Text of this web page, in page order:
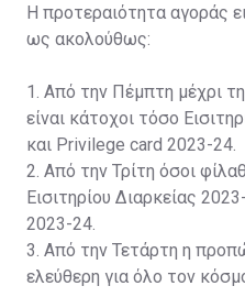
Η προτεραιότητα αγοράς
ως ακολούθως:
1. Από την Πέμπτη μέχρι
είναι κάτοχοι τόσο
και Privilege card 2023-24.
2. Από την Τρίτη όσοι
Εισιτηρίου Διαρκείας
2023-24.
3. Από την Τετάρτη η
ελεύθερη για όλο τον